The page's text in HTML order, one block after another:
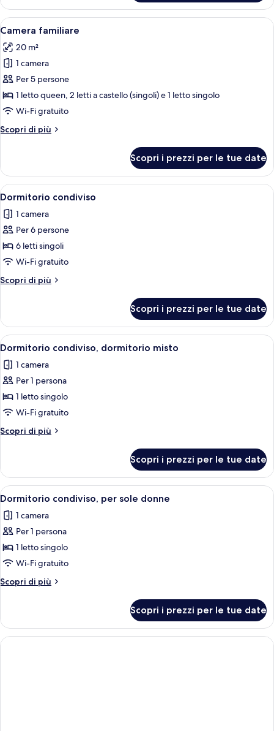
Standard
con
2
singoli
Apri
tutte
le
foto
per
Camera
familiare
Una stanza con due letti, una
4
Camera familiare
20 m²
1 camera
Per 5 persone
1 letto queen, 2 letti a castello (singoli) e 1 letto singolo
Wi-Fi gratuito
Scopri di più
Altri
familiare
Scopri i prezzi per le tue date
Apri
tutte
le
foto
per
Dormitorio
condiviso
Una stanza con cuccette, un
5
Dormitorio condiviso
1 camera
Per 6 persone
6 letti singoli
Wi-Fi gratuito
Scopri di più
Altri
condiviso
Scopri i prezzi per le tue date
Apri
tutte
le
foto
per
Dormitorio
condiviso,
dormitorio
Una camera del dormitorio con letti
4
Dormitorio condiviso, dormitorio misto
1 camera
Per 1 persona
1 letto singolo
Wi-Fi gratuito
Scopri di più
Altri
condiviso,
dormitorio
misto
Scopri i prezzi per le tue date
Apri
tutte
le
foto
per
Dormitorio
condiviso,
per
donne
Una camera del dormitorio con letti
4
Dormitorio condiviso, per sole donne
1 camera
Per 1 persona
1 letto singolo
Wi-Fi gratuito
Scopri di più
Altri
condiviso,
per
sole
Scopri i prezzi per le tue date